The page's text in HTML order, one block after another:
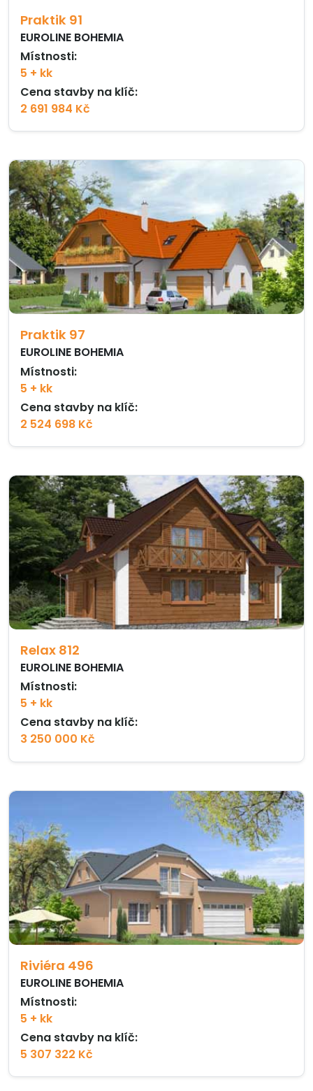
Praktik 91
EUROLINE BOHEMIA
Místnosti:
5 + kk
Cena stavby na klíč:
2 691 984 Kč
Praktik 97
EUROLINE BOHEMIA
Místnosti:
5 + kk
Cena stavby na klíč:
2 524 698 Kč
Relax 812
EUROLINE BOHEMIA
Místnosti:
5 + kk
Cena stavby na klíč:
3 250 000 Kč
Riviéra 496
EUROLINE BOHEMIA
Místnosti:
5 + kk
Cena stavby na klíč:
5 307 322 Kč